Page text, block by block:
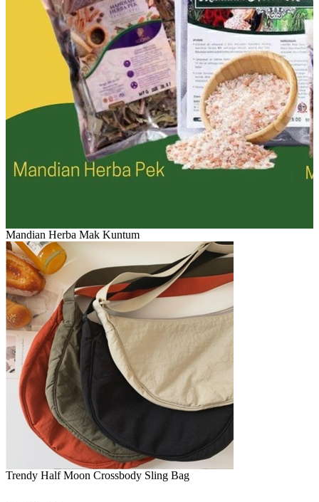
Mandian Herba Mak Kuntum
Trendy Half Moon Crossbody Sling Bag